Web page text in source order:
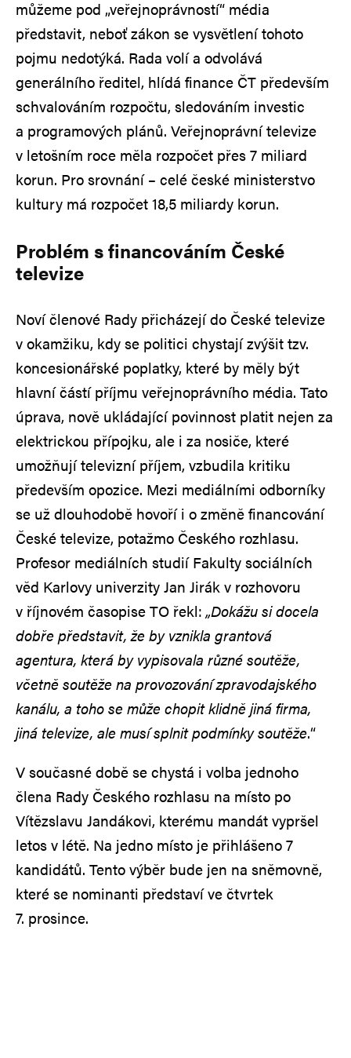
můžeme pod „veřejnoprávností“ média
představit, neboť zákon se vysvětlení tohoto
pojmu nedotýká. Rada volí a odvolává
generálního ředitel, hlídá finance ČT především
schvalováním rozpočtu, sledováním investic
a programových plánů. Veřejnoprávní televize
v letošním roce měla rozpočet přes 7 miliard
korun. Pro srovnání – celé české ministerstvo
kultury má rozpočet 18,5 miliardy korun.
Problém s financováním České
televize
Noví členové Rady přicházejí do České televize
v okamžiku, kdy se politici chystají zvýšit tzv.
koncesionářské poplatky, které by měly být
hlavní částí příjmu veřejnoprávního média. Tato
úprava, nově ukládající povinnost platit nejen za
elektrickou přípojku, ale i za nosiče, které
umožňují televizní příjem, vzbudila kritiku
především opozice. Mezi mediálními odborníky
se už dlouhodobě hovoří i o změně financování
České televize, potažmo Českého rozhlasu.
Profesor mediálních studií Fakulty sociálních
věd Karlovy univerzity Jan Jirák v rozhovoru
v říjnovém časopise TO řekl:„Dokážu si docela
dobře představit, že by vznikla grantová
agentura, která by vypisovala různé soutěže,
včetně soutěže na provozování zpravodajského
kanálu, a toho se může chopit klidně jiná firma,
jiná televize, ale musí splnit podmínky soutěže.“
V současné době se chystá i volba jednoho
člena Rady Českého rozhlasu na místo po
Vítězslavu Jandákovi, kterému mandát vypršel
letos v létě. Na jedno místo je přihlášeno 7
kandidátů. Tento výběr bude jen na sněmovně,
které se nominanti představí ve čtvrtek
7. prosince.